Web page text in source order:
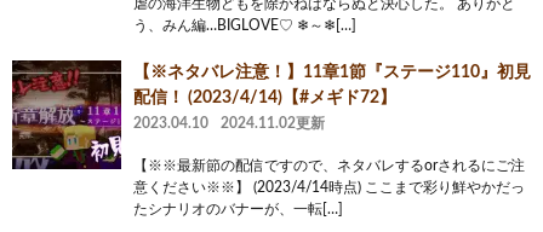
虐の海洋生物どもを除かねばならぬと決心した。 ありがと
う、みん編…BIGLOVE♡ ❄～❄[…]
【※ネタバレ注意！】11章1節『ステージ110』初見
配信！ (2023/4/14)【#メギド72】
2023.04.10 2024.11.02更新
【※※最新節の配信ですので、ネタバレするorされるにご注
意ください※※】 (2023/4/14時点) ここまで彩り鮮やかだっ
たシナリオのバナーが、一転[…]